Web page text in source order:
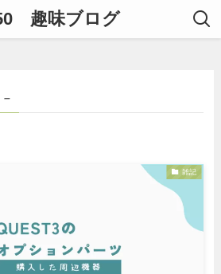
趣味ブログ
–
雑記